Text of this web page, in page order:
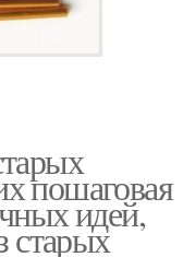
пошаговая
идей,
старых